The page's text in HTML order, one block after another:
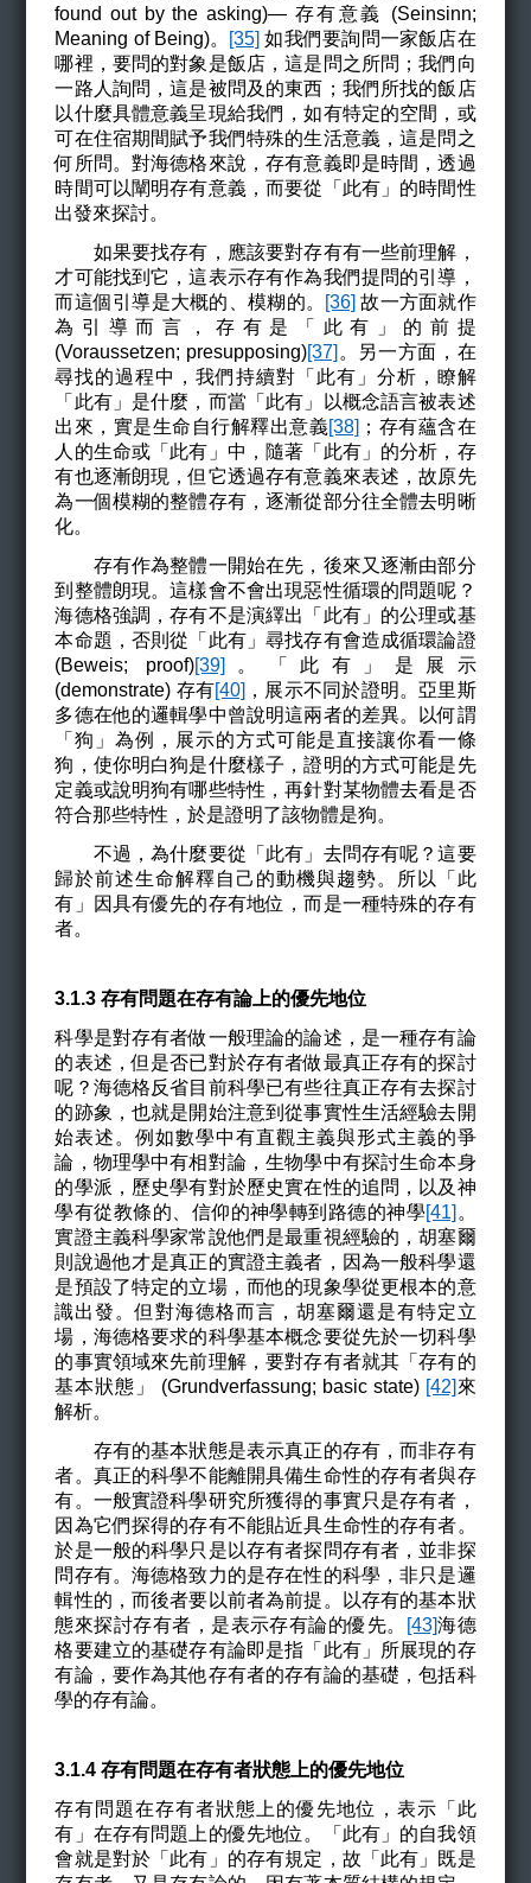
found out by the asking)— 存有意義 (Seinsinn;
Meaning of Being)。 [35] 如我們要詢問一家飯店在
哪裡，要問的對象是飯店，這是問之所問；我們向
一路人詢問，這是被問及的東西；我們所找的飯店
以什麼具體意義呈現給我們，如有特定的空間，或
可在住宿期間賦予我們特殊的生活意義，這是問之
何所問。對海德格來說，存有意義即是時間，透過
時間可以闡明存有意義，而要從 「此有」 的時間性
出發來探討。
如果要找存有，應該要對存有有一些前理解，
才可能找到它，這表示存有作為我們提問的引導，
而這個引導是大概的、模糊的。
[36] 故一方面就作
為引導而言，存有是
「此有」 的前提
(Voraussetzen; presupposing)[37] 。另一方面，在
尋找的過程中，我們持續對 「此有」 分析，瞭解
「此有」是什麼，而當「此有」
以概念語言被表述
出來，實是生命自行解釋出意義[38] ；存有蘊含在
人的生命或 「此有」 中，隨著 「此有」的分析，存
有也逐漸朗現，但它透過存有意義來表述，故原先
為一個模糊的整體存有，逐漸從部分往全體去明晰
化。
存有作為整體一開始在先，後來又逐漸由部分
到整體朗現 。這樣會不會出現惡性循環的問題呢？
海德格強調，存有不是演繹出
「此有」 的公理或基
本命題，否則從 「此有」尋找存有會造成循環論證
(Beweis; proof)[39] 。 「此有」 是展示
(demonstrate) 存有[40] ，展示不同於證明。亞里斯
多德在他的邏輯學中曾說明這兩者的差異。以何謂
「狗」為例，展示的方式可能是直接讓你看一條
狗，使你明白狗是什麼樣子，證明的方式可能是先
定義或說明狗有哪些特性，再針對某物體去看是否
符合那些特性，於是證明了該物體是狗。
不過，為什麼要從 「此有」 去問存有呢？這要
歸於前述生命解釋自己的動機與趨勢。 所以
「此
有」
因具有優先的存有地位，而是一種特殊的存有
者。
3.1.3 存有問題在存有論上的優先地位
科學是對存有者做一般理論的論述，是一種存有論
的表述，但是否已對於存有者做最真正存有的探討
呢？海德格反省目前科學已有些往真正存有去探討
的跡象，也就是開始注意到從事實性生活經驗去開
始表述。例如數學中有直觀主義與形式主義的爭
論，物理學中有相對論，生物學中有探討生命本身
的學派，歷史學有對於歷史實在性的追問，以及神
學有從教條的、信仰的神學轉到路德的神學[41] 。
實證主義科學家常說他們是最重視經驗的，胡塞爾
則說過他才是真正的實證主義者，因為一般科學還
是預設了特定的立場，而他的現象學從更根本的意
識出發。但對海德格而言，胡塞爾還是有特定立
場，海德格要求的科學基本概念要從先於一切科學
的事實領域來先前理解，要對存有者就其「存有的
基本狀態」 (Grundverfassung; basic state) [42] 來
解析。
存有的基本狀態是表示真正的存有，而非存有
者。真正的科學不能離開具備生命性的存有者與存
有。一般實證科學研究所獲得的事實只是存有者，
因為它們探得的存有不能貼近具生命性的存有者。
於是一般的科學只是以存有者探問存有者，並非探
問存有。海德格致力的是存在性的科學，非只是邏
輯性的，而後者要以前者為前提。以存有的基本狀
態來探討存有者，是表示存有論的優先。
[43]海德
格要建立的基礎存有論即是指 「此有」
所展現的存
有論，要作為其他存有者的存有論的基礎，包括科
學的存有論。
3.1.4存有問題在存有者狀態上的優先地位
存有問題在存有者狀態上的優先地位，表示「此
有」在存有問題上的優先地位。「此有」的自我領
會就是對於「此有」的存有規定，故「此有」既是